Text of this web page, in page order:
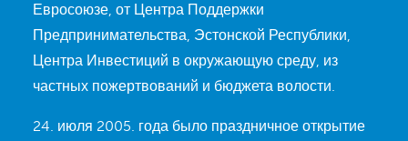
Евросоюзе, от Центра Поддержки
Предпринимательства, Эстонской Республики,
Центра Инвестиций в окружающую среду, из
частных пожертвований и бюджета волости.
24. июля 2005. года было праздничное открытие